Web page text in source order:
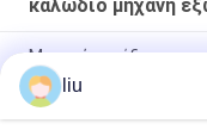
καλώδιο μηχανή
Μηχανή εκτόξευσης
Μηχανή εκτόξευσης
FPA ETFE
liu